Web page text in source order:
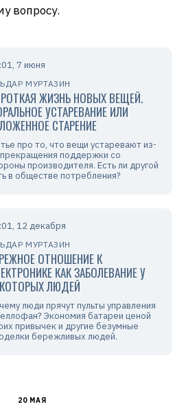
вопросу.
7 июня
МУРТАЗИН
ЖИЗНЬ НОВЫХ ВЕЩЕЙ.
УСТАРЕВАНИЕ ИЛИ
СТАРЕНИЕ
про то, что вещи устаревают из-
поддержки со
производителя. Есть ли другой
в обществе потребления?
12 декабря
МУРТАЗИН
ОТНОШЕНИЕ К
КАК ЗАБОЛЕВАНИЕ У
ЛЮДЕЙ
люди прячут пульты управления
Экономия батареи ценой
привычек и другие безумные
бережливых людей.
20 МАЯ